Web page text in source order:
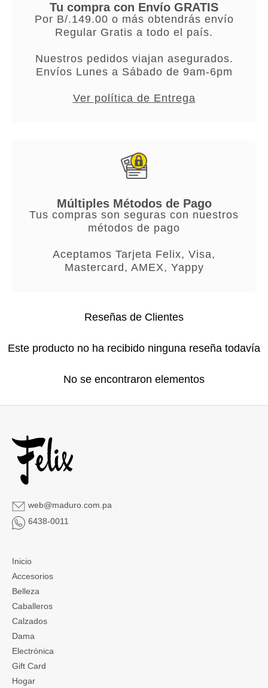
Tu compra con Envío GRATIS
Por B/.149.00 o más obtendrás envío
Regular Gratis a todo el país.
Nuestros pedidos viajan asegurados.
Envíos Lunes a Sábado de 9am-6pm
Ver política de Entrega
Múltiples Métodos de Pago
Tus compras son seguras con nuestros
métodos de pago
Aceptamos Tarjeta Felix, Visa,
Mastercard, AMEX, Yappy
Reseñas de Clientes
Este producto no ha recibido ninguna reseña todavía
No se encontraron elementos
web@maduro.com.pa
6438-0011
Inicio
Accesorios
Belleza
Caballeros
Calzados
Dama
Electrónica
Gift Card
Hogar